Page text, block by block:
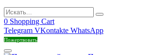
0 Shopping Cart
Telegram VKontakte WhatsApp
Пожертвовать